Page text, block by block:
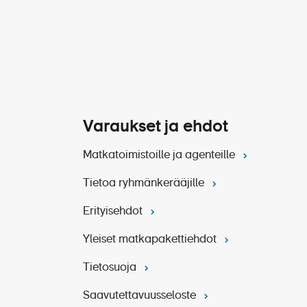
Varaukset ja ehdot
Matkatoimistoille ja agenteille
Tietoa ryhmänkerääjille
Erityisehdot
Yleiset matkapakettiehdot
Tietosuoja
Saavutettavuusseloste